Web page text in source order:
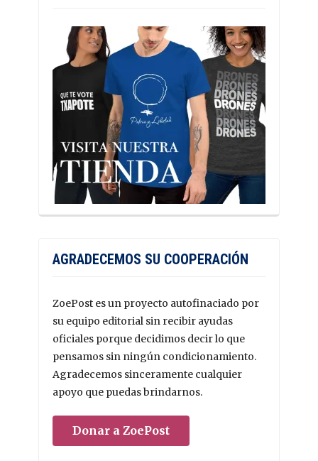
AGRADECEMOS SU COOPERACIÓN
ZoePost es un proyecto autofinaciado por
su equipo editorial sin recibir ayudas
oficiales porque decidimos decir lo que
pensamos sin ningún condicionamiento.
Agradecemos sinceramente cualquier
apoyo que puedas brindarnos.
Donar a ZoePost